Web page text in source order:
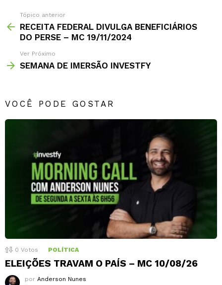
Tópico anterior
RECEITA FEDERAL DIVULGA BENEFICIÁRIOS
DO PERSE – MC 19/11/2024
Ver Próximo
SEMANA DE IMERSÃO INVESTFY
VOCÊ PODE GOSTAR
0 Votos POLÍTICA
ELEIÇÕES TRAVAM O PAÍS – MC 10/08/26
por Anderson Nunes